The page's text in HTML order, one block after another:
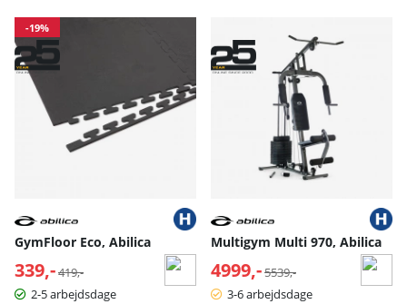
-19%
GymFloor Eco, Abilica
339,- Normalpris:
419,-
2-5 arbejdsdage
Multigym Multi 970, Abilica
4999,- Normalpris:
5539,-
3-6 arbejdsdage